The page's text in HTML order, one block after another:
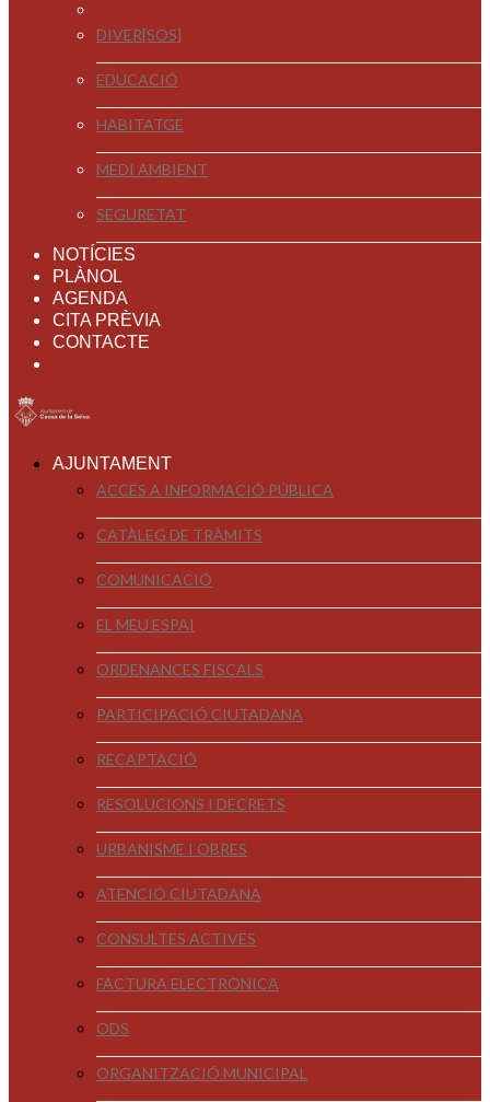
DIVER[SOS]
EDUCACIÓ
HABITATGE
MEDI AMBIENT
SEGURETAT
NOTÍCIES
PLÀNOL
AGENDA
CITA PRÈVIA
CONTACTE
AJUNTAMENT
ACCÉS A INFORMACIÓ PÚBLICA
CATÀLEG DE TRÀMITS
COMUNICACIÓ
EL MEU ESPAI
ORDENANCES FISCALS
PARTICIPACIÓ CIUTADANA
RECAPTACIÓ
RESOLUCIONS I DECRETS
URBANISME I OBRES
ATENCIÓ CIUTADANA
CONSULTES ACTIVES
FACTURA ELECTRÒNICA
ODS
ORGANITZACIÓ MUNICIPAL